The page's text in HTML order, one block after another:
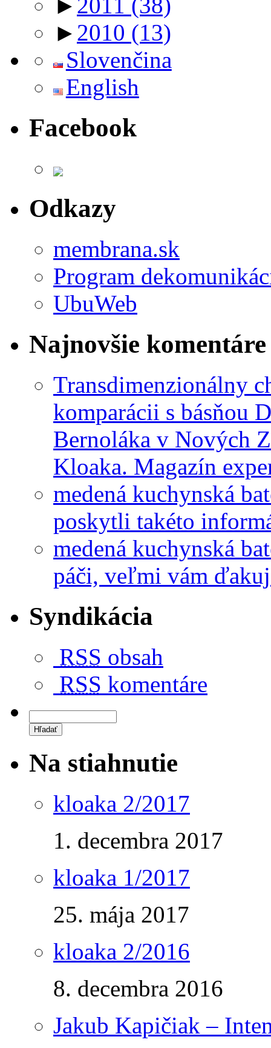
► 2010 (13)
Slovenčina
English
Facebook
Odkazy
membrana.sk
Program
UbuWeb
Najnovšie komentáre
Transdimenzionálny
komparácii s básňou
Bernoláka v Nových
Kloaka. Magazín
medená kuchynská
poskytli takéto
medená kuchynská
páči, veľmi vám
Syndikácia
RSS obsah
RSS komentáre
Na stiahnutie
kloaka 2/2017
1. decembra 2017
kloaka 1/2017
25. mája 2017
kloaka 2/2016
8. decembra 2016
Jakub Kapičiak –